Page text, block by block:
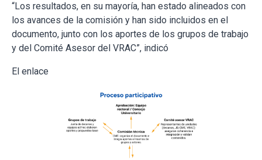
“Los resultados, en su mayoría, han estado alineados con
los avances de la comisión y han sido incluidos en el
documento, junto con los aportes de los grupos de trabajo
y del Comité Asesor del VRAC”, indicó
El enlace